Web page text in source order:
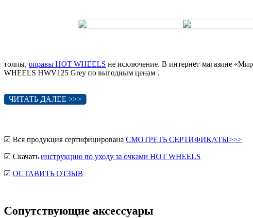
толпы, оправы HOT WHEELS не исключение. В интернет-магазине
WHEELS HWV125 Grey по выгодным ценам .
ЧИТАТЬ ДАЛЕЕ >>>
☑ Вся продукция сертифицирована СМОТРЕТЬ СЕРТИФИКАТЫ>>>
☑ Скачать инструкцию по уходу за очками HOT WHEELS
☑ ОСТАВИТЬ ОТЗЫВ
Сопутствующие аксессуары